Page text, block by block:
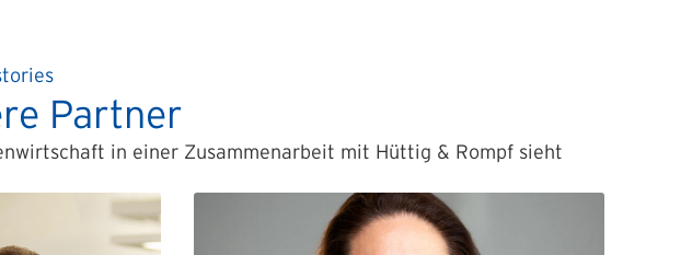
Partner
in einer Zusammenarbeit mit Hüttig & Rompf sieht